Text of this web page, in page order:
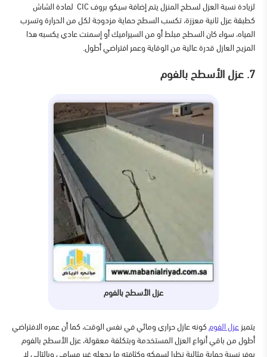
لزيادة نسبة العزل لسطح المنزل يتم إضافة سيكو بروفCIC لمادة الشاش
كطبقة عزل ثانية معززة، تكسب السطح حماية مزدوجة لكل من الحرارة وتسرب
المياه، سواء كان السطح مبلط أو من السيراميك أو إسمنت عادي يكسبه هذا
المزيج العازل قدرة عالية من الوقاية وعمر افتراضي أطول.
7. عزل الأسطح بالفوم
عزل الأسطح بالفوم
يتميزعزل الفومكونه عازل حراري ومائي في نفس الوقت، كما أن عمره الافتراضي
أطول من باقي أنواع العزل المستخدمة وبتكلفة معقولة، عزل الأسطح بالفوم
يوفر نسبة حماية مثالية نظرا لسمكه وكثافته ما يجعله غير مسامي وبالتالي لا